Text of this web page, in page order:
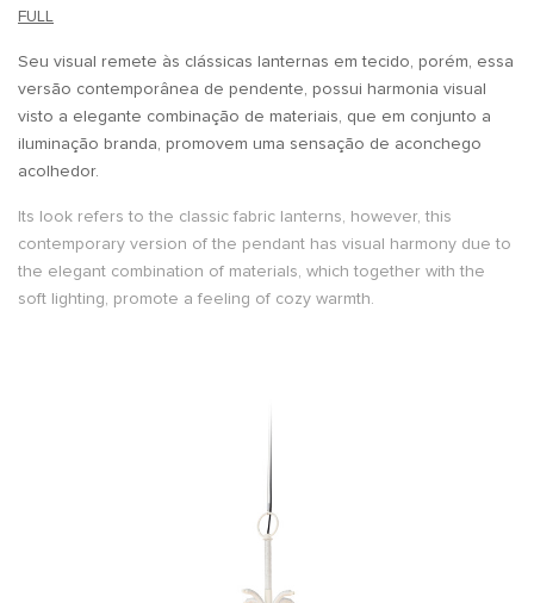
FULL
Seu visual remete às clássicas lanternas em tecido, porém, essa
versão contemporânea de pendente, possui harmonia visual
visto a elegante combinação de materiais, que em conjunto a
iluminação branda, promovem uma sensação de aconchego
acolhedor.
Its look refers to the classic fabric lanterns, however, this
contemporary version of the pendant has visual harmony due to
the elegant combination of materials, which together with the
soft lighting, promote a feeling of cozy warmth.